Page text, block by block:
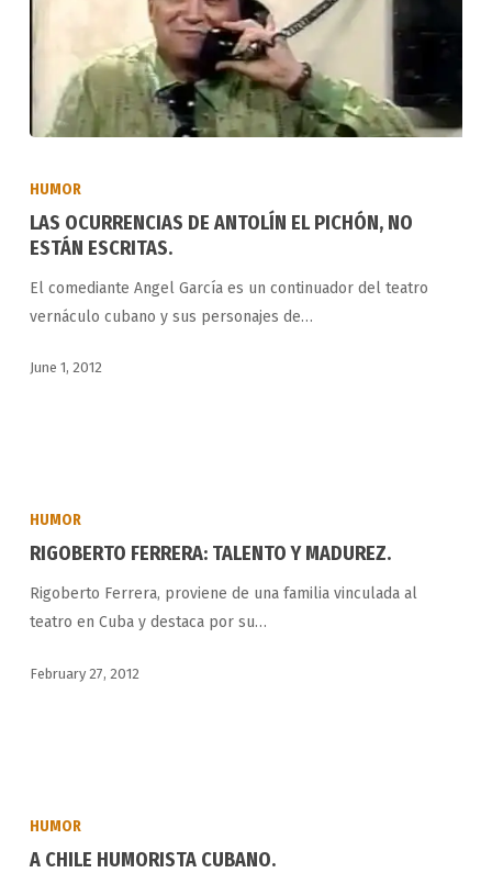
ANTOLÍN
PICHÓN,
NO
ESCRITAS.
HUMOR
LAS OCURRENCIAS DE ANTOLÍN EL PICHÓN, NO
ESTÁN ESCRITAS.
El comediante Angel García es un continuador del teatro
vernáculo cubano y sus personajes de…
June 1, 2012
FERRERA:
MADUREZ.
HUMOR
RIGOBERTO FERRERA: TALENTO Y MADUREZ.
Rigoberto Ferrera, proviene de una familia vinculada al
teatro en Cuba y destaca por su…
February 27, 2012
CUBANO.
HUMOR
A CHILE HUMORISTA CUBANO.